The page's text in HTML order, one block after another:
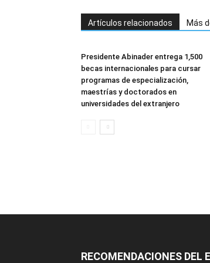
Artículos relacionados Más
Presidente Abinader entrega 1,500
becas internacionales para cursar
programas de especialización,
maestrías y doctorados en
universidades del extranjero
RECOMENDACIONES DEL